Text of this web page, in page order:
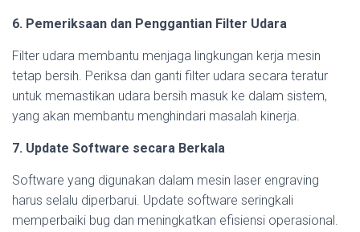
6. Pemeriksaan dan Penggantian Filter Udara
Filter udara membantu menjaga lingkungan kerja mesin
tetap bersih. Periksa dan ganti filter udara secara teratur
untuk memastikan udara bersih masuk ke dalam sistem,
yang akan membantu menghindari masalah kinerja.
7. Update Software secara Berkala
Software yang digunakan dalam mesin laser engraving
harus selalu diperbarui. Update software seringkali
memperbaiki bug dan meningkatkan efisiensi operasional.